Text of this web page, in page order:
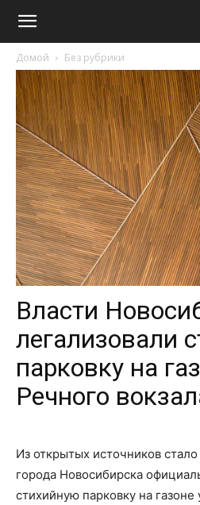
Домой Без рубрики
Власти
легализовали
парковку на
Речного
Из открытых источников
города Новосибирска
стихийную парковку на газоне